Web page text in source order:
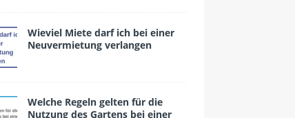
Wieviel Miete darf ich bei einer
Neuvermietung verlangen
Wel­che Regeln gelten für die
Nutzung des Gartens bei einer